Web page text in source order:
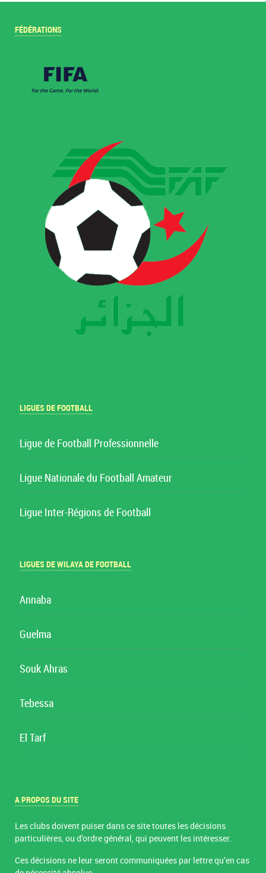
FÉDÉRATIONS
LIGUES DE FOOTBALL
Ligue de Football Professionnelle
Ligue Nationale du Football Amateur
Ligue Inter-Régions de Football
LIGUES DE WILAYA DE FOOTBALL
Annaba
Guelma
Souk Ahras
Tebessa
El Tarf
A PROPOS DU SITE
Les clubs doivent puiser dans ce site toutes les décisions
particulières, ou d’ordre général, qui peuvent les intéresser.
Ces décisions ne leur seront communiquées par lettre qu’en cas